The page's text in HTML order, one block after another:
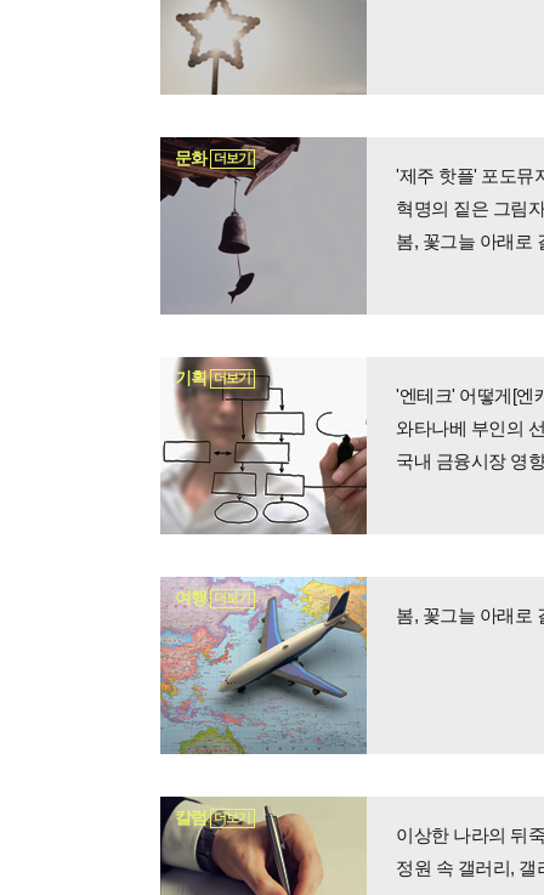
문화 더보기
'제주 핫플' 포도뮤
혁명의 짙은 그림
봄, 꽃그늘 아래로
기획 더보기
'엔테크' 어떻게[
와타나베 부인의
국내 금융시장 영
여행 더보기
봄, 꽃그늘 아래로
칼럼 더보기
이상한 나라의 뒤
정원 속 갤러리, 갤